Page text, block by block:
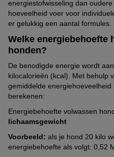
energiestofwisseling dan
hoeveelheid voer voor
er gelukkig een aantal formules.
Welke energiebehoefte
honden?
De benodigde energie wordt
kilocalorieën (kcal). Met behulp
gemiddelde
berekenen:
Energiebehoefte volwassen
lichaamsgewicht
Voorbeeld: als je hond 20 kilo
energiebehoefte als volgt: 0,52